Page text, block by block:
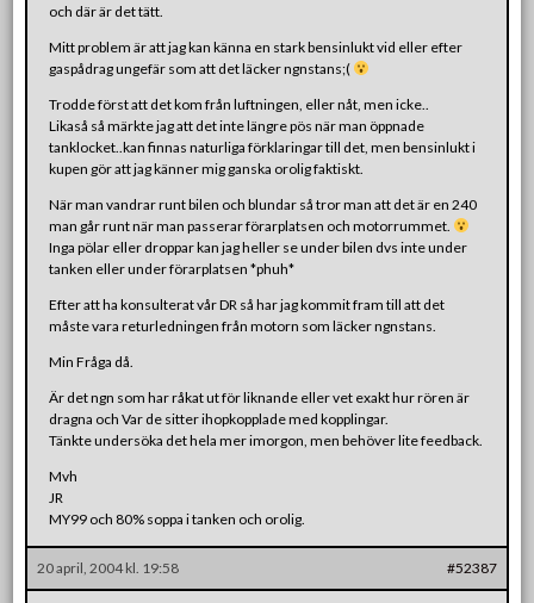
och där är det tätt.
Mitt problem är att jag kan känna en stark bensinlukt vid eller efter
gaspådrag ungefär som att det läcker ngnstans;(
Trodde först att det kom från luftningen, eller nåt, men icke..
Likaså så märkte jag att det inte längre pös när man öppnade
tanklocket..kan finnas naturliga förklaringar till det, men bensinlukt i
kupen gör att jag känner mig ganska orolig faktiskt.
När man vandrar runt bilen och blundar så tror man att det är en 240
man går runt när man passerar förarplatsen och motorrummet.
Inga pölar eller droppar kan jag heller se under bilen dvs inte under
tanken eller under förarplatsen *phuh*
Efter att ha konsulterat vår DR så har jag kommit fram till att det
måste vara returledningen från motorn som läcker ngnstans.
Min Fråga då.
Är det ngn som har råkat ut för liknande eller vet exakt hur rören är
dragna och Var de sitter ihopkopplade med kopplingar.
Tänkte undersöka det hela mer imorgon, men behöver lite feedback.
Mvh
JR
MY99 och 80% soppa i tanken och orolig.
20 april, 2004 kl. 19:58 #52387